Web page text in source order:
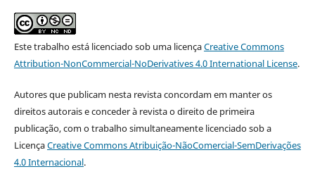
Este trabalho está licenciado sob uma licençaCreative Commons
Attribution-NonCommercial-NoDerivatives 4.0 International License.
Autores que publicam nesta revista concordam em manter os
direitos autorais e conceder à revista o direito de primeira
publicação, com o trabalho simultaneamente licenciado sob a
LicençaCreative Commons Atribuição-NãoComercial-SemDerivações
4.0 Internacional.